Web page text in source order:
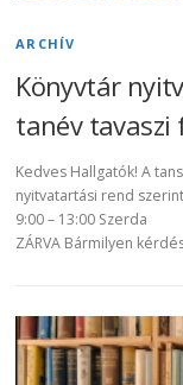
ARCHÍV
Könyvtár
tanév tavaszi
Kedves Hallgatók! A
nyitvatartási rend
9:00 – 13:00 Szerda
ZÁRVA Bármilyen